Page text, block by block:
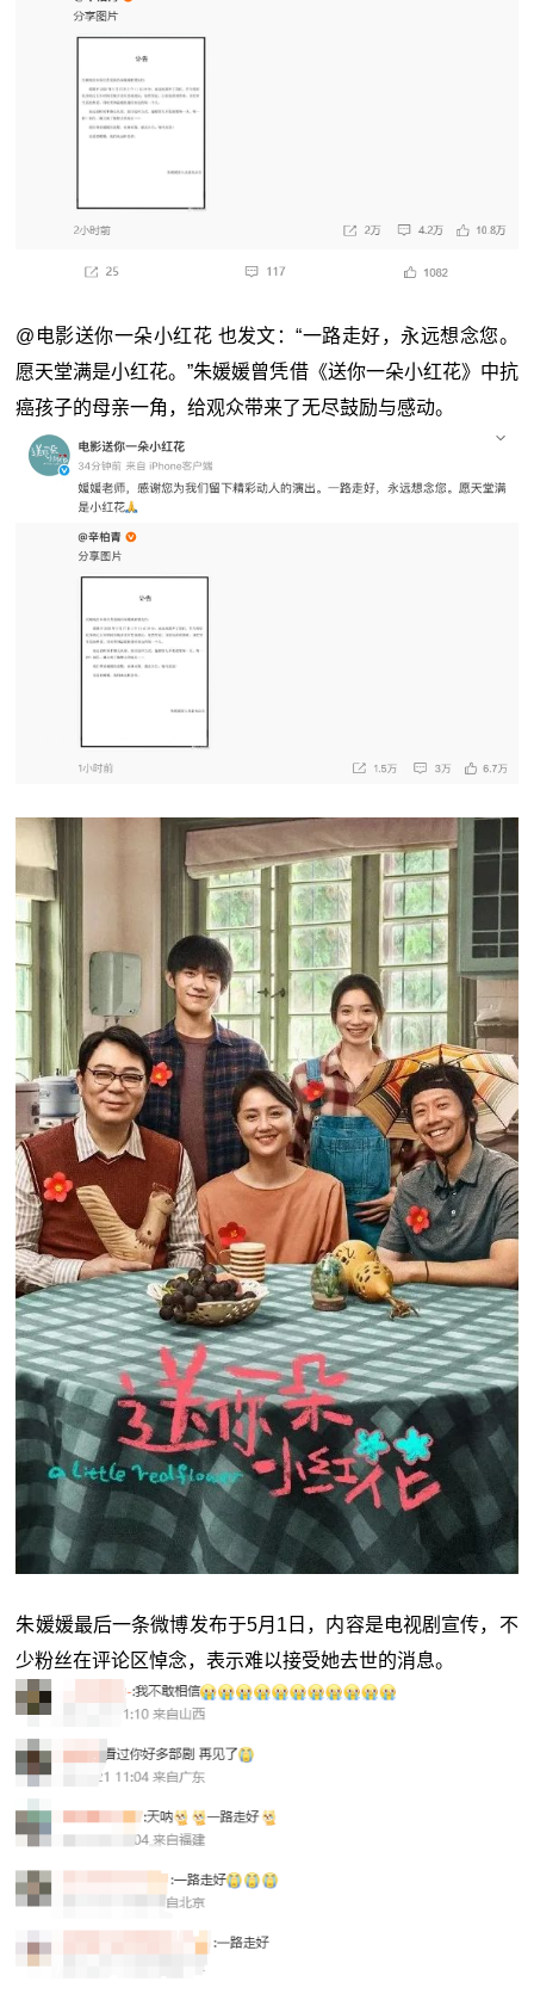
@电影送你一朵小红花 也发文：“一路走好，永远想念您。
愿天堂满是小红花。”朱媛媛曾凭借《送你一朵小红花》中抗
癌孩子的母亲一角，给观众带来了无尽鼓励与感动。
朱媛媛最后一条微博发布于5月1日，内容是电视剧宣传，不
少粉丝在评论区悼念，表示难以接受她去世的消息。